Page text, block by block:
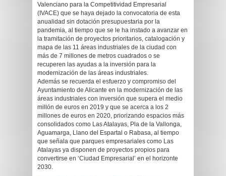
Valenciano para la Competitividad Empresarial
(IVACE) que se haya dejado la convocatoria de esta
anualidad sin dotación presupuestaria por la
pandemia, al tiempo que se le ha instado a avanzar en
la tramitación de proyectos prioritarios, catalogación y
mapa de las 11 áreas industriales de la ciudad con
más de 7 millones de metros cuadrados o se
recuperen las ayudas a la inversión para la
modernización de las áreas industriales.
Además se recuerda el esfuerzo y compromiso del
Ayuntamiento de Alicante en la modernización de las
áreas industriales con inversión que supera el medio
millón de euros en 2019 y que se acerca a los 2
millones de euros en 2020, priorizando espacios más
consolidados como Las Atalayas, Pla de la Vallonga,
Aguamarga, Llano del Espartal o Rabasa, al tiempo
que señala que parques empresariales como Las
Atalayas ya disponen de proyectos propios para
convertirse en ‘Ciudad Empresarial’ en el horizonte
2030.